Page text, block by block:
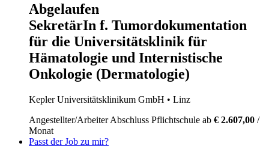
Abgelaufen
SekretärIn f. Tumordokumentation
für die Universitätsklinik für
Hämatologie und Internistische
Onkologie (Dermatologie)
Kepler Universitätsklinikum GmbH • Linz
Angestellter/ArbeiterAbschluss Pflichtschule ab € 2.607,00 /
Monat
Passt der Job zu mir?